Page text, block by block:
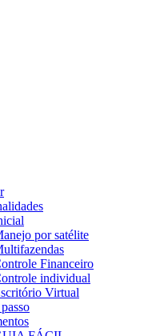
por satélite
Financeiro
individual
Virtual